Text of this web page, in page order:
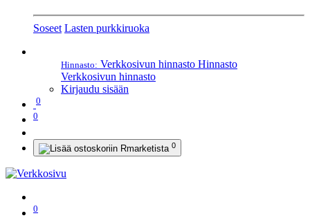
Soseet Lasten purkkiruoka
Hinnasto: Verkkosivun hinnasto Hinnasto
Verkkosivun hinnasto
Kirjaudu sisään
0
0
0
0